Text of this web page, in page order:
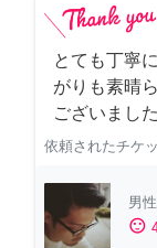
とても丁寧
がりも素晴
ございました
依頼されたチケ
男性
sentiment_satisfied